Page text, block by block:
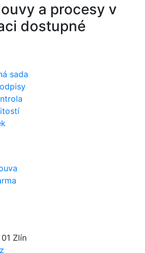
a procesy v
dostupné
sada​
Zlín